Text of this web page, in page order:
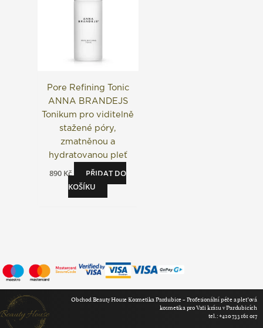
Pore Refining Tonic
ANNA BRANDEJS
Tonikum pro viditelně
stažené póry,
zmatněnou a
hydratovanou pleť
890 Kč
PŘIDAT DO
KOŠÍKU
Obchod Beauty House Kosmetika Pardubice – Profesionální péče a pleťová
kosmetika pro Vaši krásu v Pardubicích
tel.: +420 733 161 017